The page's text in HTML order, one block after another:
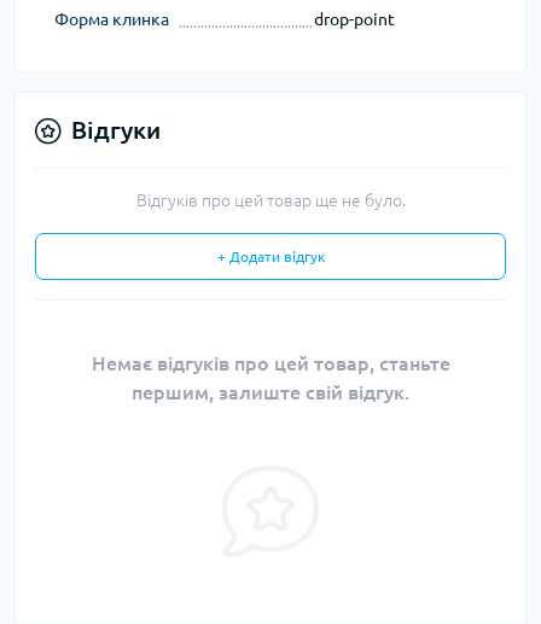
Форма клинка drop-point
Відгуки
Відгуків про цей товар ще не було.
+ Додати відгук
Немає відгуків про цей товар, станьте
першим, залиште свій відгук.